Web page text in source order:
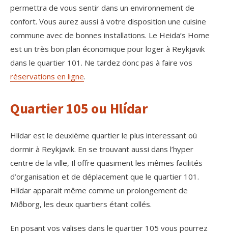
permettra de vous sentir dans un environnement de
confort. Vous aurez aussi à votre disposition une cuisine
commune avec de bonnes installations. Le Heida’s Home
est un très bon plan économique pour loger à Reykjavik
dans le quartier 101. Ne tardez donc pas à faire vos
réservations en ligne.
Quartier 105 ou Hlídar
Hlídar est le deuxième quartier le plus interessant où
dormir à Reykjavik. En se trouvant aussi dans l’hyper
centre de la ville, Il offre quasiment les mêmes facilités
d’organisation et de déplacement que le quartier 101.
Hlídar apparait même comme un prolongement de
Miðborg, les deux quartiers étant collés.
En posant vos valises dans le quartier 105 vous pourrez